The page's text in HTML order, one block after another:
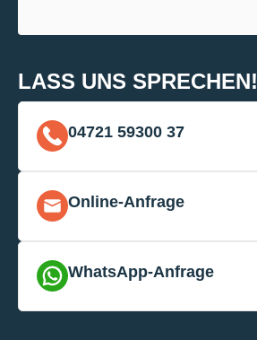
LASS UNS SPRECHEN!
04721 59300 37
Online-Anfrage
WhatsApp-Anfrage